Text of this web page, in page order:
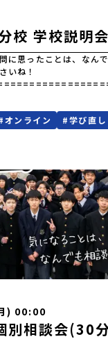
潟県立村上高等学校
茂高等学校新潟県立加
校福井県立若狭高等学
等学校静岡県立伊豆総
畿 五條市立西吉野農
横田高等学校島根県
等学校岡山県立勝山
海星高等学校愛媛県立
等)愛媛県立野村高等
工業高等学校高知県立
土佐分校高知県立高
等学校熊本県立矢部
仁屋高等学校沖縄県立
高等学校(新潟県)広島
校 学校説明
に思ったことは、なん
いね！
す。四万十川が流れる
通科の高校です！西土
る！”そんな学校です。
そんな魅力をまとめま
分校ってなんだ！？
は【学校SNS】をチ
配信しています▼西土
nishitosa-h※
グラム
施設や授業、寮、部活
チラ
オンライン #学び直し
) 00:00
別相談会(30